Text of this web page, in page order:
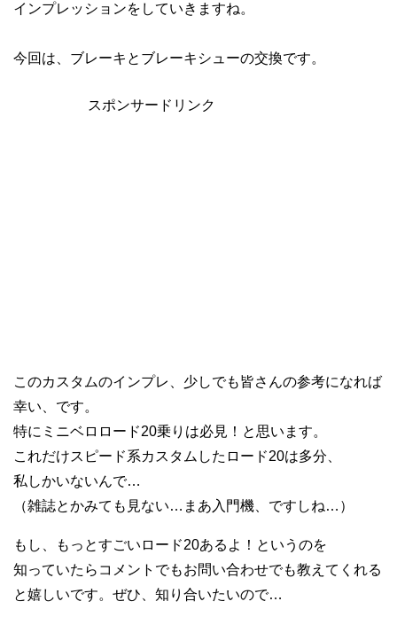
インプレッションをしていきますね。
今回は、ブレーキとブレーキシューの交換です。
スポンサードリンク
このカスタムのインプレ、少しでも皆さんの参考になれば
幸い、です。
特にミニベロロード20乗りは必見！と思います。
これだけスピード系カスタムしたロード20は多分、
私しかいないんで…
（雑誌とかみても見ない…まあ入門機、ですしね…）
もし、もっとすごいロード20あるよ！というのを
知っていたらコメントでもお問い合わせでも教えてくれる
と嬉しいです。ぜひ、知り合いたいので…